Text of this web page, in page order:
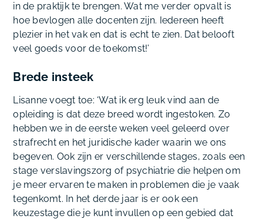
in de praktijk te brengen. Wat me verder opvalt is
hoe bevlogen alle docenten zijn. Iedereen heeft
plezier in het vak en dat is echt te zien. Dat belooft
veel goeds voor de toekomst!’
Brede insteek
Lisanne voegt toe: ‘Wat ik erg leuk vind aan de
opleiding is dat deze breed wordt ingestoken. Zo
hebben we in de eerste weken veel geleerd over
strafrecht en het juridische kader waarin we ons
begeven. Ook zijn er verschillende stages, zoals een
stage verslavingszorg of psychiatrie die helpen om
je meer ervaren te maken in problemen die je vaak
tegenkomt. In het derde jaar is er ook een
keuzestage die je kunt invullen op een gebied dat